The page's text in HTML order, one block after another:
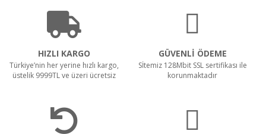
HIZLI KARGO
Türkiye’nin her yerine hızlı kargo,
üstelik 9999TL ve üzeri ücretsiz
GÜVENLİ ÖDEME
Sİtemiz 128Mbit SSL sertifikası ile
korunmaktadır